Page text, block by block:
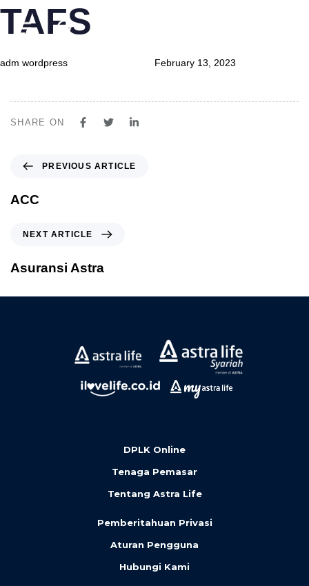
Layanan
Syariah
Beli Online
MyAstraLife
TAFS
Author
adm wordpress
Published
February 13, 2023
Published
SHARE ON
PREVIOUS ARTICLE
ACC
NEXT ARTICLE
Asuransi Astra
DPLK Online
Tenaga Pemasar
Tentang Astra Life
Pemberitahuan Privasi
Aturan Pengguna
Hubungi Kami